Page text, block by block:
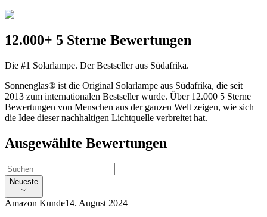
12.000+ 5 Sterne Bewertungen
Die #1 Solarlampe. Der Bestseller aus Südafrika.
Sonnenglas® ist die Original Solarlampe aus Südafrika, die seit
2013 zum internationalen Bestseller wurde. Über 12.000 5 Sterne
Bewertungen von Menschen aus der ganzen Welt zeigen, wie sich
die Idee dieser nachhaltigen Lichtquelle verbreitet hat.
Ausgewählte Bewertungen
Neueste
Amazon Kunde14. August 2024